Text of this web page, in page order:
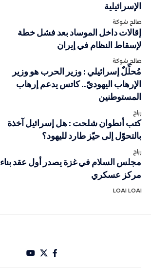
الإسرائيلية
صالح شوكة
إقالات داخل الموساد بعد فشل خطة
لإسقاط النظام في إيران
صالح شوكة
مُحلِّلٌ إسرائيلي : وزير الحرب هو وزير
الإرهاب اليهوديّ.. كاتس يدعم إرهاب
المستوطنين
رباح
كتب أنطوان شلحت : هل إسرائيل آخذة
بالتحوّل إلى حيّز طارد لليهود؟
رباح
مجلس السلام في غزة يصدر أول عقد بناء
مركز عسكري
LOAI LOAI